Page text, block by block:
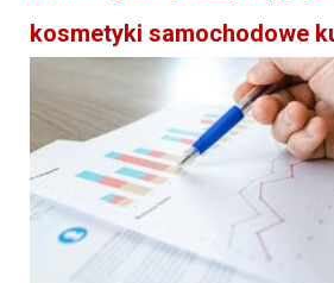
kosmetyki samochodowe